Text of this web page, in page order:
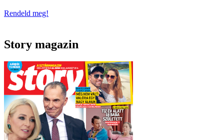
Rendeld meg!
Story magazin